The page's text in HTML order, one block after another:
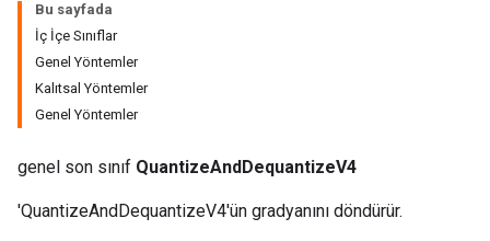
Bu sayfada
İç İçe Sınıflar
Genel Yöntemler
Kalıtsal Yöntemler
Genel Yöntemler
genel son sınıf QuantizeAndDequantizeV4
'QuantizeAndDequantizeV4'ün gradyanını döndürür.